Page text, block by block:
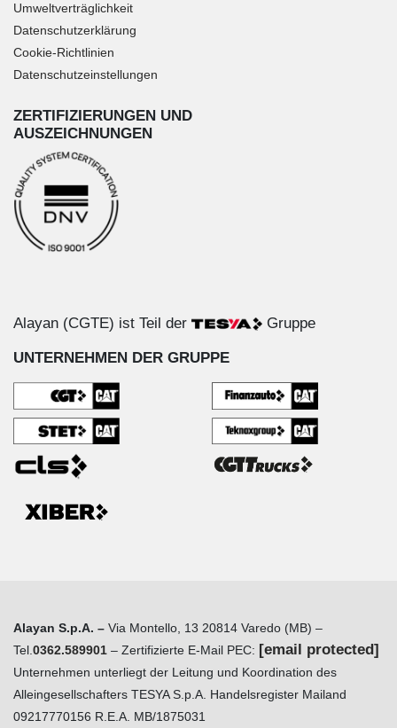
Umweltverträglichkeit
Datenschutzerklärung
Cookie-Richtlinien
Datenschutzeinstellungen
ZERTIFIZIERUNGEN UND
AUSZEICHNUNGEN
Alayan (CGTE) ist Teil der Gruppe
UNTERNEHMEN DER GRUPPE
Alayan S.p.A. – Via Montello, 13 20814 Varedo (MB) –
Tel. 0362.589901 – Zertifizierte E-Mail PEC: [email protected]
Unternehmen unterliegt der Leitung und Koordination des
Alleingesellschafters TESYA S.p.A. Handelsregister Mailand
09217770156 R.E.A. MB/1875031